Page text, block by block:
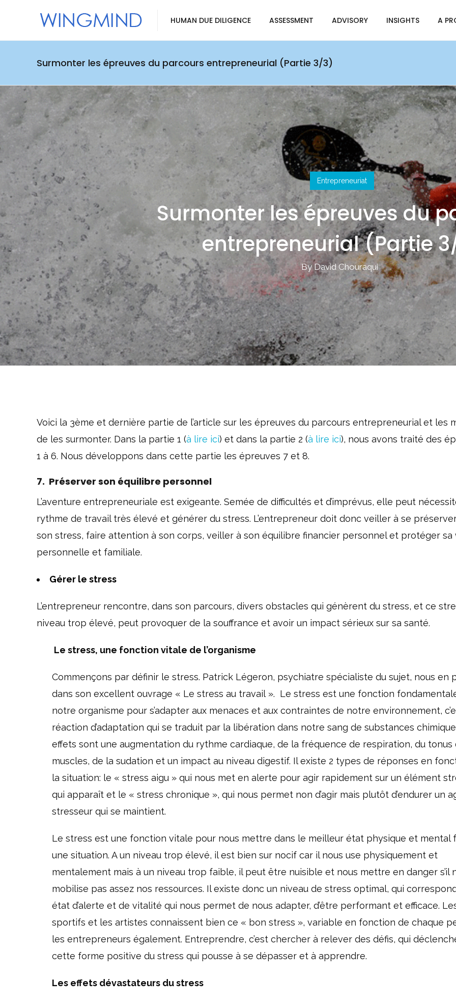
HUMAN DUE DILIGENCE ASSESSMENT ADVISORY INSIGHTS A
Surmonter les épreuves du parcours entrepreneurial (Partie 3/3)
Entrepreneuriat
Surmonter les épreuves du
entrepreneurial (Partie
By David Chouraqui
Voici la 3ème et dernière partie de l’article sur les épreuves du parcours entrepreneurial et les
de les surmonter. Dans la partie 1 (à lire ici) et dans la partie 2 (à lire ici), nous avons traité des
1 à 6. Nous développons dans cette partie les épreuves 7 et 8.
7. Préserver son équilibre personnel
L’aventure entrepreneuriale est exigeante. Semée de difficultés et d’imprévus, elle peut
rythme de travail très élevé et générer du stress. L’entrepreneur doit donc veiller à se
son stress, faire attention à son corps, veiller à son équilibre financier personnel et protéger sa
personnelle et familiale.
Gérer le stress
L’entrepreneur rencontre, dans son parcours, divers obstacles qui génèrent du stress, et ce
niveau trop élevé, peut provoquer de la souffrance et avoir un impact sérieux sur sa santé.
Le stress, une fonction vitale de l’organisme
Commençons par définir le stress. Patrick Légeron, psychiatre spécialiste du sujet, nous en
dans son excellent ouvrage « Le stress au travail ». Le stress est une fonction
notre organisme pour s’adapter aux menaces et aux contraintes de notre environnement,
réaction d’adaptation qui se traduit par la libération dans notre sang de substances
effets sont une augmentation du rythme cardiaque, de la fréquence de respiration, du tonus
muscles, de la sudation et un impact au niveau digestif. Il existe 2 types de réponses en
la situation: le « stress aigu » qui nous met en alerte pour agir rapidement sur un élément
qui apparaît et le « stress chronique », qui nous permet non d’agir mais plutôt d’endurer un
stresseur qui se maintient.
Le stress est une fonction vitale pour nous mettre dans le meilleur état physique et mental
une situation. A un niveau trop élevé, il est bien sur nocif car il nous use physiquement et
mentalement mais à un niveau trop faible, il peut être nuisible et nous mettre en danger s’il
mobilise pas assez nos ressources. Il existe donc un niveau de stress optimal, qui
état d’alerte et de vitalité qui nous permet de nous adapter, d’être performant et efficace.
sportifs et les artistes connaissent bien ce « bon stress », variable en fonction de chaque
les entrepreneurs également. Entreprendre, c’est chercher à relever des défis, qui
cette forme positive du stress qui pousse à se dépasser et à apprendre.
Les effets dévastateurs du stress